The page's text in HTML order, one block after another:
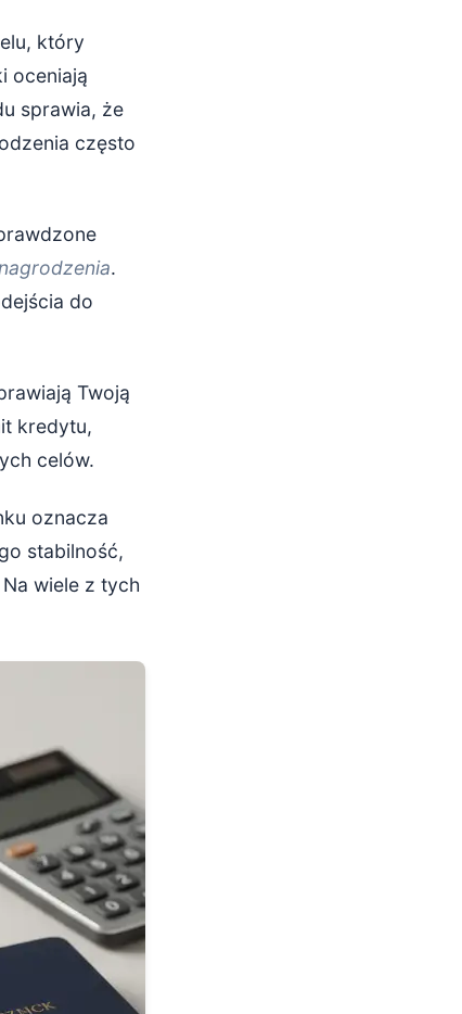
który
oceniają
sprawia, że
często
.
do
Twoją
kredytu,
celów.
oznacza
stabilność,
wiele z tych